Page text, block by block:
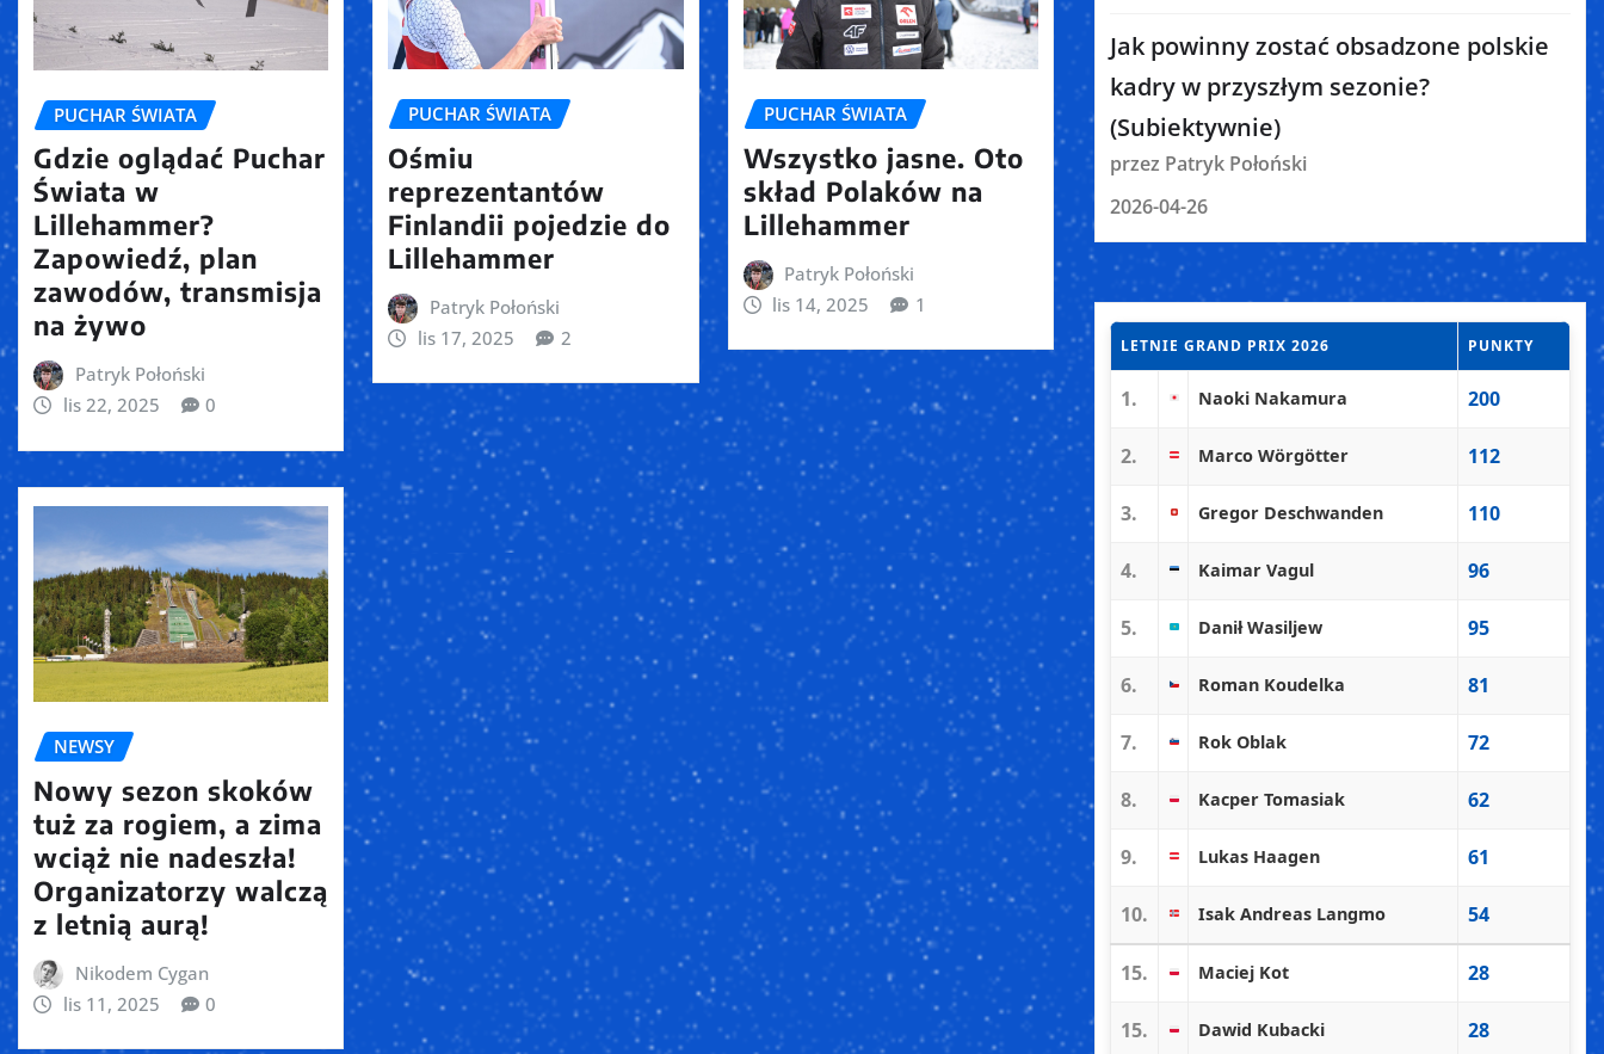
PUCHAR ŚWIATA
Gdzie oglądać Puchar
Świata w
Lillehammer?
Zapowiedź, plan
zawodów, transmisja
na żywo
Patryk Połoński
lis 22, 2025
0
PUCHAR ŚWIATA
Ośmiu
reprezentantów
Finlandii pojedzie do
Lillehammer
Patryk Połoński
lis 17, 2025
2
PUCHAR ŚWIATA
Wszystko jasne. Oto
skład Polaków na
Lillehammer
Patryk Połoński
lis 14, 2025
1
NEWSY
Nowy sezon skoków
tuż za rogiem, a zima
wciąż nie nadeszła!
Organizatorzy walczą
z letnią aurą!
Nikodem Cygan
lis 11, 2025
0
Jak powinny zostać obsadzone polskie
kadry w przyszłym sezonie?
(Subiektywnie)
przez Patryk Połoński
2026-04-26
LETNIE GRAND PRIX 2026 PUNKTY
1. Naoki Nakamura 200
2. Marco Wörgötter 112
3. Gregor Deschwanden 110
4. Kaimar Vagul 96
5. Danił Wasiljew 95
6. Roman Koudelka 81
7. Rok Oblak 72
8. Kacper Tomasiak 62
9. Lukas Haagen 61
10. Isak Andreas Langmo 54
15. Maciej Kot 28
15. Dawid Kubacki 28